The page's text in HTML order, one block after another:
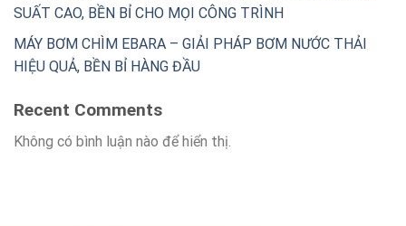
SUẤT CAO, BỀN BỈ CHO MỌI CÔNG TRÌNH
MÁY BƠM CHÌM EBARA – GIẢI PHÁP BƠM NƯỚC THẢI
HIỆU QUẢ, BỀN BỈ HÀNG ĐẦU
Recent Comments
Không có bình luận nào để hiển thị.